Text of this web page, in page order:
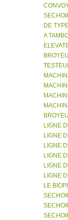
DE
A
LIGNE
LIGNE
LIGNE
LIGNE
LIGNE
LIGNE
LE